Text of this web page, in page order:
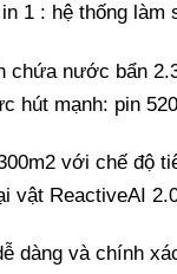
1 : hệ thống làm
chứa nước bẩn
hút mạnh: pin
với chế độ
vật ReactiveAI
dàng và chính